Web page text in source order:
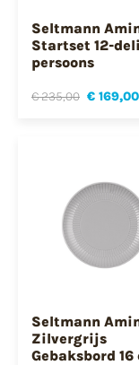
Seltmann
Startset 12-
persoons
€ 235,00 € 169,00
Seltmann
Zilvergrijs
Gebaksbord 16